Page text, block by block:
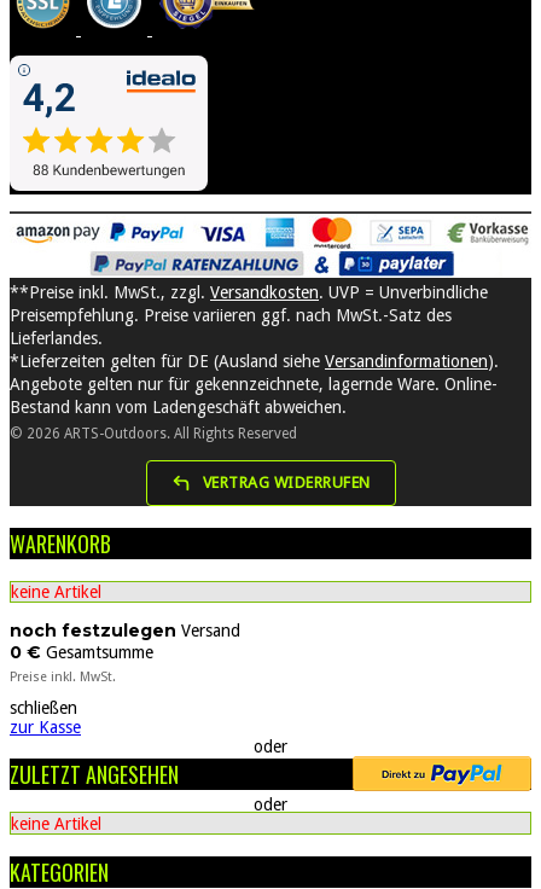
VERTRAG WIDERRUFEN
**Preise inkl. MwSt., zzgl. Versandkosten. UVP = Unverbindliche
Preisempfehlung. Preise variieren ggf. nach MwSt.-Satz des
Lieferlandes.
*Lieferzeiten gelten für DE (Ausland siehe Versandinformationen).
Angebote gelten nur für gekennzeichnete, lagernde Ware. Online-
Bestand kann vom Ladengeschäft abweichen.
© 2026 ARTS-Outdoors. All Rights Reserved
WARENKORB
keine Artikel
noch festzulegen Versand
0 € Gesamtsumme
Preise inkl. MwSt.
schließen
zur Kasse
oder
oder
ZULETZT ANGESEHEN
keine Artikel
KATEGORIEN